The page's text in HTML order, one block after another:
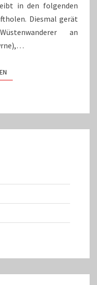
in den folgenden
Diesmal gerät
an
WEITERLESEN